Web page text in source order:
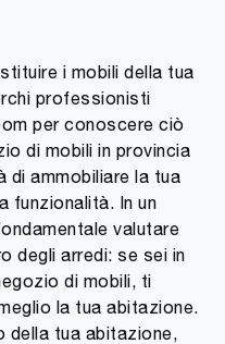
i mobili della tua
professionisti
per conoscere ciò
di mobili in provincia
ammobiliare la tua
funzionalità. In un
valutare
degli arredi: se sei in
di mobili, ti
la tua abitazione.
della tua abitazione,